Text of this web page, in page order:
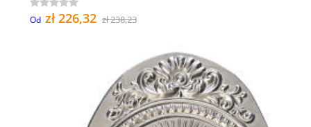
Od zł 226,32 zł 238,23